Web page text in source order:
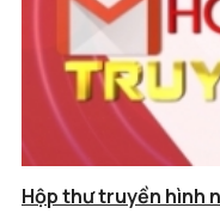
Hộp thư truyền hình